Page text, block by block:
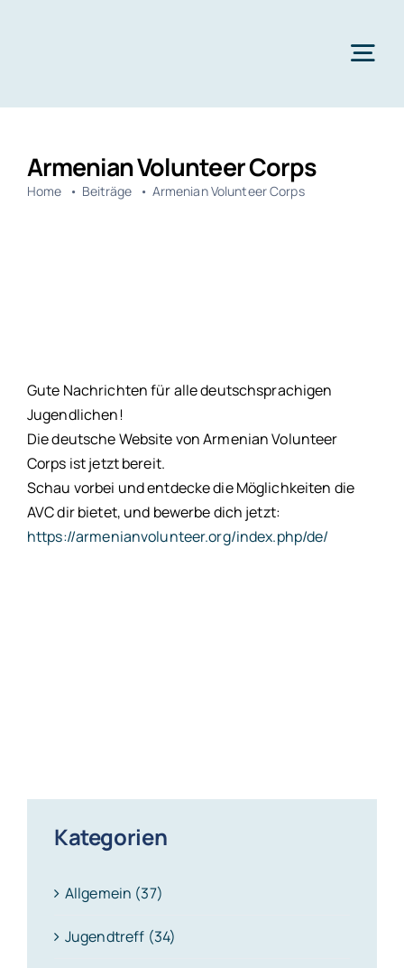
Über uns
Kontakt
Armenian Volunteer Corps
Home Beiträge Armenian Volunteer Corps
Gute Nachrichten für alle deutschsprachigen
Jugendlichen!
Die deutsche Website von Armenian Volunteer
Corps ist jetzt bereit.
Schau vorbei und entdecke die Möglichkeiten die
AVC dir bietet, und bewerbe dich jetzt:
https://armenianvolunteer.org/index.php/de/
Kategorien
Allgemein (37)
Jugendtreff (34)